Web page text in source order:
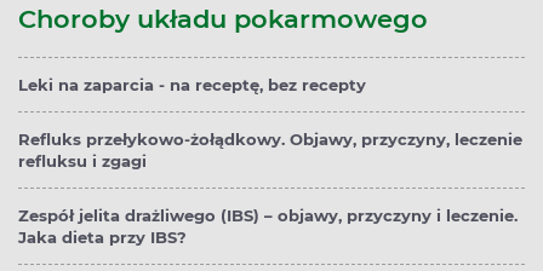
Choroby układu pokarmowego
Leki na zaparcia - na receptę, bez recepty
Refluks przełykowo-żołądkowy. Objawy, przyczyny, leczenie
refluksu i zgagi
Zespół jelita drażliwego (IBS) – objawy, przyczyny i leczenie.
Jaka dieta przy IBS?